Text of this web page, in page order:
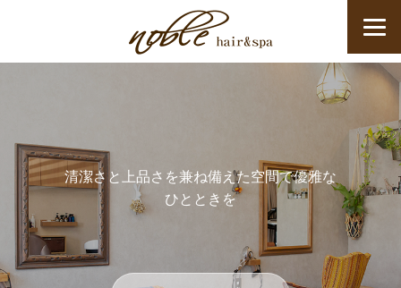
清潔さと上品さを兼ね備えた空間で優雅な
ひとときを